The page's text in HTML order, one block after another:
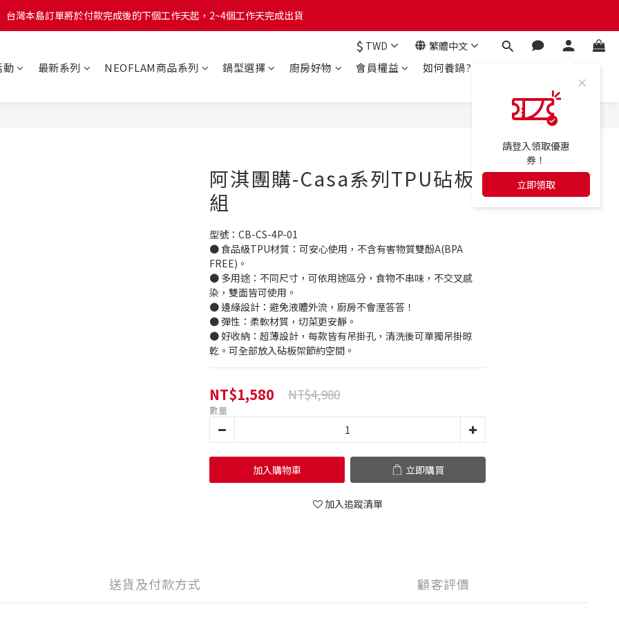
台灣本島訂單將於付款完成後的下個工作天起，2~4個工作天完成出貨
台灣本島訂單將於付款完成後的下個工作天起，2~4個工作天完成出貨
台灣本島訂單將於付款完成後的下個工作天起，2~4個工作天完成出貨
$ TWD 繁體中文
請登入領取優惠
券！
立即領取
動 最新系列 NEOFLAM商品系列 鍋型選擇 廚房好物 會員權益 如何養鍋?
阿淇團購-Casa系列TPU砧板
組
型號：CB-CS-4P-01
● 食品級TPU材質：可安心使用，不含有害物質雙酚A(BPA
FREE)。
● 多用途：不同尺寸，可依用途區分，食物不串味，不交叉感
染，雙面皆可使用。
● 邊緣設計：避免液體外流，廚房不會溼答答！
● 彈性：柔軟材質，切菜更安靜。
● 好收納：超薄設計，每款皆有吊掛孔，清洗後可單獨吊掛晾
乾。可全部放入砧板架節約空間。
NT$1,580 NT$4,980
數量
加入購物車 立即購買
加入追蹤清單
送貨及付款方式 顧客評價